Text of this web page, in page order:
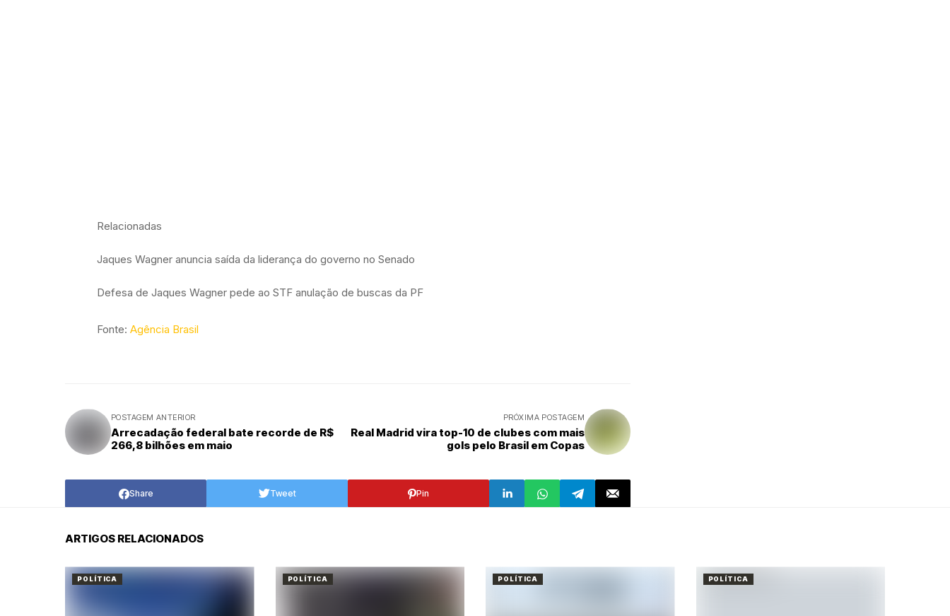
Relacionadas
Jaques Wagner anuncia saída da liderança do governo no Senado
Defesa de Jaques Wagner pede ao STF anulação de buscas da PF
Fonte: Agência Brasil
POSTAGEM ANTERIOR
Arrecadação federal bate recorde de R$
266,8 bilhões em maio
PRÓXIMA POSTAGEM
Real Madrid vira top-10 de clubes com mais
gols pelo Brasil em Copas
Share Tweet Pin
ARTIGOS RELACIONADOS
POLÍTICA POLÍTICA POLÍTICA POLÍTICA